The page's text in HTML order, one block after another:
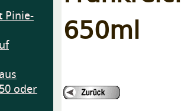
Pinie-
oder
650ml